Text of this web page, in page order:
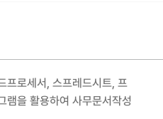
프로세서, 스프레드시트, 프
램을 활용하여 사무문서작성